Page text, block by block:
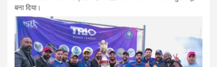
बना दिया।